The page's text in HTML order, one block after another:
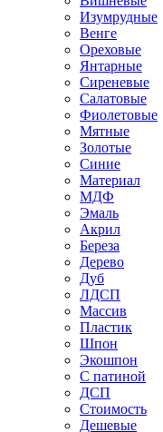
Изумрудные
Венге
Ореховые
Янтарные
Сиреневые
Салатовые
Фиолетовые
Мятные
Золотые
Синие
Материал
МДФ
Эмаль
Акрил
Береза
Дерево
Дуб
ЛДСП
Массив
Пластик
Шпон
Экошпон
С патиной
ДСП
Стоимость
Дешевые